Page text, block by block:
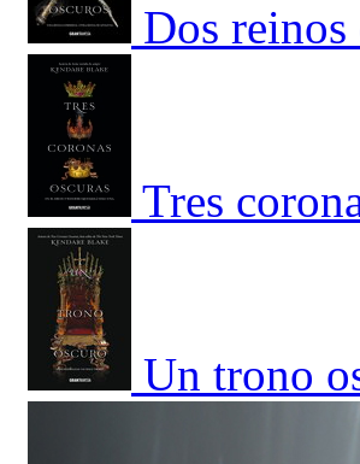
Dos reinos
Tres
Un trono